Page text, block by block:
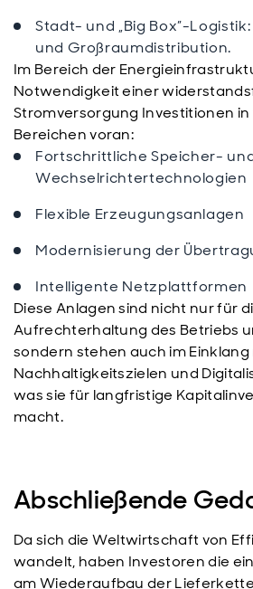
Stadt- und „Big Box”-
und Großraumdistribution.
Im Bereich der
Notwendigkeit einer
Stromversorgung Investitionen
Bereichen voran:
Fortschrittliche Speicher-
Wechselrichtertechnologien
Flexible Erzeugungsanlagen
Modernisierung der
Intelligente Netzplattformen
Diese Anlagen sind nicht nur für
Aufrechterhaltung des Betriebs
sondern stehen auch im Einklang
Nachhaltigkeitszielen und
was sie für langfristige
macht.
Abschließende
Da sich die Weltwirtschaft von
wandelt, haben Investoren die
am Wiederaufbau der